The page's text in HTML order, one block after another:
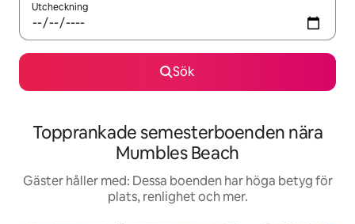
Utcheckning
Sök
Topprankade semesterboenden nära
Mumbles Beach
Gäster håller med: Dessa boenden har höga betyg för
plats, renlighet och mer.